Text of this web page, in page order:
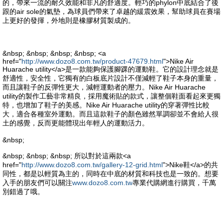
的，帶來一流的耐久效能和非凡的舒適度。輕巧的phylon中底結合了後
跟的air sole的氣墊，為球員們帶來了卓越的緩震效果，幫助球員在賽場
上更好的發揮，外地則是橡膠材質製成的。
&nbsp; &nbsp; &nbsp; &nbsp; <a
href="http://www.dozo8.com.tw/product-47679.html">Nike Air
Huarache utility</a>是一款能夠保護腳踝的運動鞋。它的設計理念就是
舒適性，安全性，它獨有的白板底片設計不僅減輕了鞋子本身的重量，
而且讓鞋子的反彈性更大，減輕運動者的壓力。Nike Air Huarache
utility的製作工藝非常精良，採用魔術貼的款式，讓整個鞋面看起來更獨
特，也增加了鞋子的美感。Nike Air Huarache utility的穿著彈性比較
大，適合各種室外運動。而且這款鞋子的顏色雖然單調卻並不會給人很
土的感覺，反而更能體現出年輕人的運動活力。
&nbsp;
&nbsp; &nbsp; &nbsp; 所以對於這兩款<a
href="http://www.dozo8.com.tw/gallery-12-grid.html">Nike鞋</a>的共
同性，都是以輕質為主的，同時在中底的材質和科技也是一致的。想要
入手的朋友們可以關注www.dozo8.com.tw專業代購網進行購買，千萬
別錯過了哦。